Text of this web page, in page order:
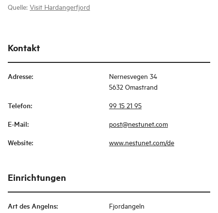
Quelle: Visit Hardangerfjord
Kontakt
Adresse:
Nernesvegen 34
5632 Omastrand
Telefon: 99 15 21 95
E-Mail: post@nestunet.com
Website: www.nestunet.com/de
Einrichtungen
Art des Angelns: Fjordangeln